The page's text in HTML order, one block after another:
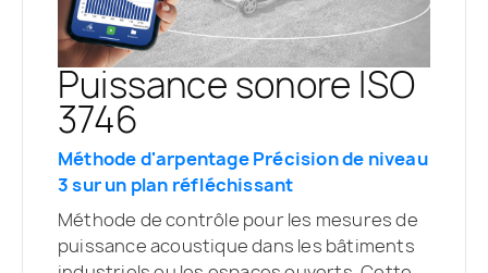
Puissance sonore ISO
3746
Méthode d'arpentage Précision de niveau
3 sur un plan réfléchissant
Méthode de contrôle pour les mesures de
puissance acoustique dans les bâtiments